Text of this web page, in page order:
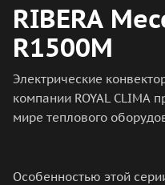
RIBERA
R1500M
Электрические
компании ROYAL CLIMA
мире теплового
Особенностью этой